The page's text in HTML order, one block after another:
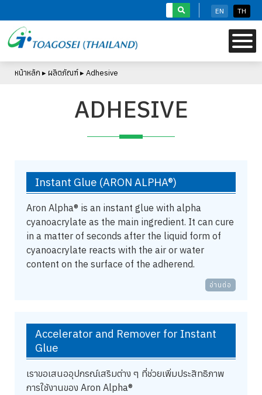
k
t
EN TH
หน้าหลัก ▸ผลิตภัณฑ์▸Adhesive
ADHESIVE
Instant Glue (ARON ALPHA®)
Aron Alpha® is an instant glue with alpha
cyanoacrylate as the main ingredient. It can cure
in a matter of seconds after the liquid form of
cyanoacrylate reacts with the air or water
content on the surface of the adherend.
อ่านต่อ
Accelerator and Remover for Instant
Glue
เราขอเสนออุปกรณ์เสริมต่าง ๆ ที่ช่วยเพิ่มประสิทธิภาพ
การใช้งานของ Aron Alpha®